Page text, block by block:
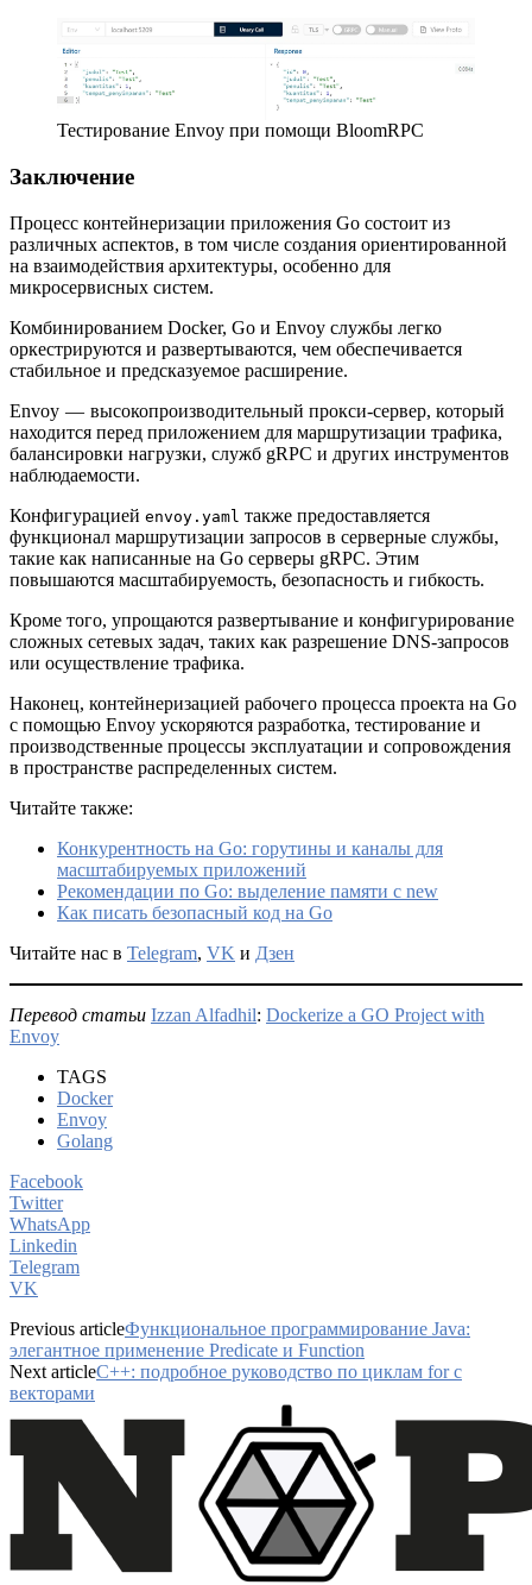
Тестирование Envoy при помощи BloomRPC
Заключение
Процесс контейнеризации приложения Go состоит из
различных аспектов, в том числе создания ориентированной
на взаимодействия архитектуры, особенно для
микросервисных систем.
Комбинированием Docker, Go и Envoy службы легко
оркестрируются и развертываются, чем обеспечивается
стабильное и предсказуемое расширение.
Envoy — высокопроизводительный прокси-сервер, который
находится перед приложением для маршрутизации трафика,
балансировки нагрузки, служб gRPC и других инструментов
наблюдаемости.
Конфигурацией envoy.yaml также предоставляется
функционал маршрутизации запросов в серверные службы,
такие как написанные на Go серверы gRPC. Этим
повышаются масштабируемость, безопасность и гибкость.
Кроме того, упрощаются развертывание и конфигурирование
сложных сетевых задач, таких как разрешение DNS-запросов
или осуществление трафика.
Наконец, контейнеризацией рабочего процесса проекта на Go
с помощью Envoy ускоряются разработка, тестирование и
производственные процессы эксплуатации и сопровождения
в пространстве распределенных систем.
Читайте также:
Конкурентность на Go: горутины и каналы для
масштабируемых приложений
Рекомендации по Go: выделение памяти с new
Как писать безопасный код на Go
Читайте нас в Telegram, VK и Дзен
Перевод статьи Izzan Alfadhil: Dockerize a GO Project with
Envoy
TAGS
Docker
Envoy
Golang
Facebook
Twitter
WhatsApp
Linkedin
Telegram
VK
Previous articleФункциональное программирование Java:
элегантное применение Predicate и Function
Next articleC++: подробное руководство по циклам for с
векторами